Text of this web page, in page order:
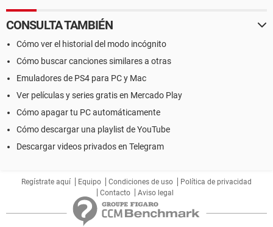
CONSULTA TAMBIÉN
Cómo ver el historial del modo incógnito
Cómo buscar canciones similares a otras
Emuladores de PS4 para PC y Mac
Ver películas y series gratis en Mercado Play
Cómo apagar tu PC automáticamente
Cómo descargar una playlist de YouTube
Descargar videos privados en Telegram
Regístrate aquí Equipo Condiciones de uso
Política de privacidad
Contacto
Aviso legal